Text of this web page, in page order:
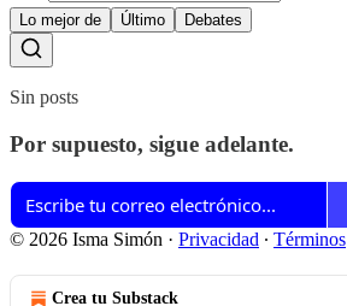
Lo mejor de Último Debates
Sin posts
Por supuesto, sigue adelante.
© 2026 Isma Simón · Privacidad ∙ Términos
Crea tu Substack